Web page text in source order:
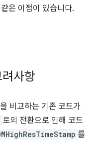
은 이점이 있습니다.
사항
비교하는 기존 코드가
로의 전환으로 인해 코드
를